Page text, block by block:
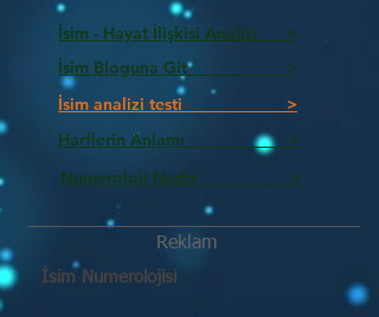
İsim - Hayat İlişkisi Analizi >
İsim Bloguna Git >
İsim analizi testi >
Harflerin Anlamı >
Numeroloji Nedir_________ >
Reklam
İsim Numerolojisi